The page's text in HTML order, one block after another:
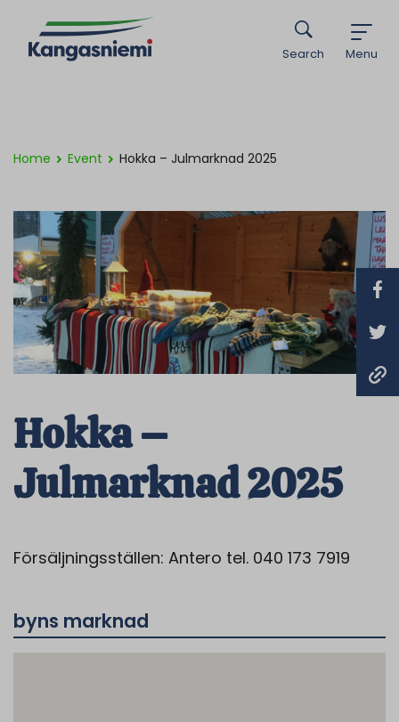
Menu
Search
Home Event Hokka – Julmarknad 2025
Hokka –
Julmarknad 2025
Försäljningsställen: Antero tel. 040 173 7919
byns marknad